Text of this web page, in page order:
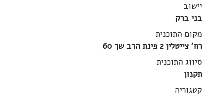
יישוב
בני ברק
מקום התוכנית
רח' צייטלין 2 פינת הרב שך 60
סיווג התוכנית
תקנון
קטגוריה